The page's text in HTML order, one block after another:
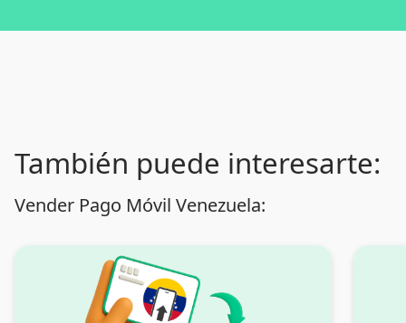
También puede interesarte:
Vender Pago Móvil Venezuela: